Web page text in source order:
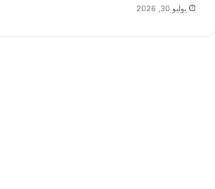
يوليو 30, 2026